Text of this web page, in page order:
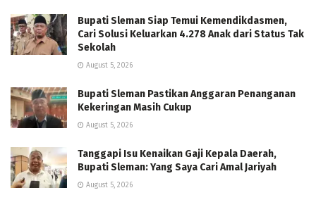
Bupati Sleman Siap Temui Kemendikdasmen,
Cari Solusi Keluarkan 4.278 Anak dari Status Tak
Sekolah
August 5, 2026
Bupati Sleman Pastikan Anggaran Penanganan
Kekeringan Masih Cukup
August 5, 2026
Tanggapi Isu Kenaikan Gaji Kepala Daerah,
Bupati Sleman: Yang Saya Cari Amal Jariyah
August 5, 2026